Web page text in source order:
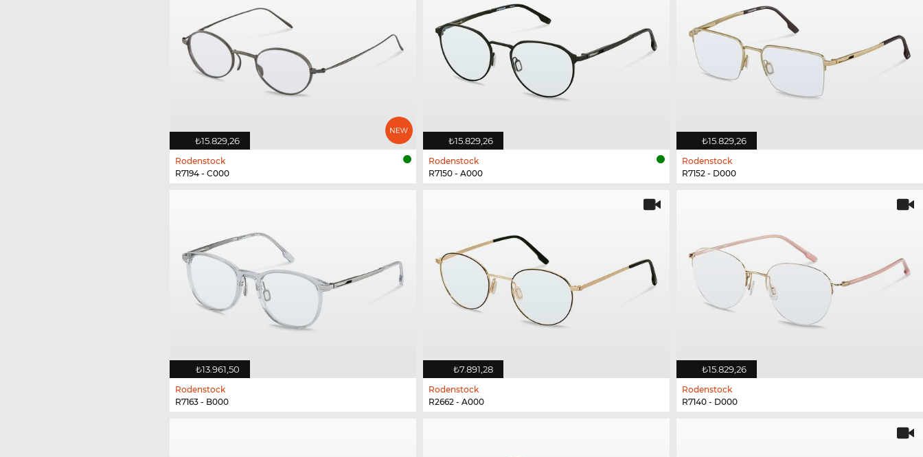
₺15.829,26
Rodenstock
R7194 - C000
₺15.829,26
Rodenstock
R7150 - A000
₺15.829,26
Rodenstock
R7152 - D000
₺13.961,50
Rodenstock
R7163 - B000
₺7.891,28
Rodenstock
R2662 - A000
₺15.829,26
Rodenstock
R7140 - D000